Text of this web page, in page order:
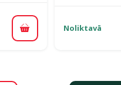
Pievienot grozam
Noliktavā